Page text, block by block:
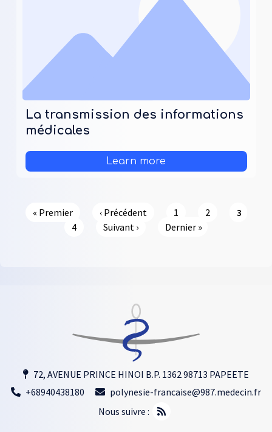
La transmission des informations
médicales
Learn more
Pagination
Première page
« Premier Page précédente
‹ Précédent Page
1 Page
2 Page
3
Page
4 Page suivante
Suivant › Dernière page
Dernier »
72, AVENUE PRINCE HINOI B.P. 1362 98713 PAPEETE
+68940438180
polynesie-francaise@987.medecin.fr
Nous suivre :